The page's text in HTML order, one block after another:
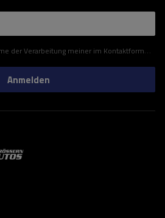
enthaltenen personenbezogenen Daten gemäß der Verordnung (EU) des Europäischen Parlaments und des Rates zu.
Anmelden